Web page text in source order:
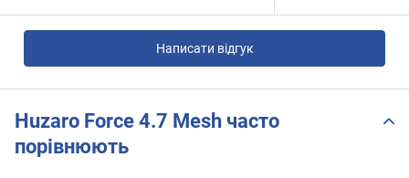
Написати відгук
Huzaro Force 4.7 Mesh часто
порівнюють